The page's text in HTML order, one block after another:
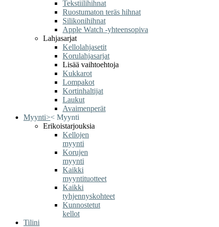
Tekstiilihihnat
Ruostumaton teräs hihnat
Silikonihihnat
Apple Watch -yhteensopiva
Lahjasarjat
Kellolahjasetit
Korulahjasarjat
Lisää vaihtoehtoja
Kukkarot
Lompakot
Kortinhaltijat
Laukut
Avaimenperät
Myynti>< Myynti
Erikoistarjouksia
Kellojen
myynti
Korujen
myynti
Kaikki
myyntituotteet
Kaikki
tyhjennyskohteet
Kunnostetut
kellot
Tilini